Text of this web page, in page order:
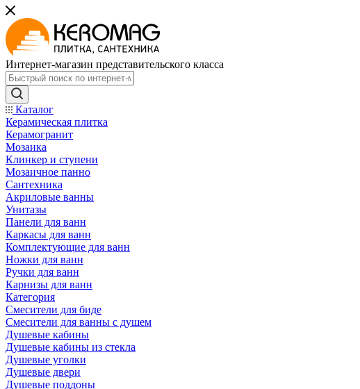
Интернет-магазин представительского класса
Каталог
Керамическая плитка
Керамогранит
Мозаика
Клинкер и ступени
Мозаичное панно
Сантехника
Акриловые ванны
Унитазы
Панели для ванн
Каркасы для ванн
Комплектующие для ванн
Ножки для ванн
Ручки для ванн
Карнизы для ванн
Категория
Смесители для биде
Смесители для ванны с душем
Душевые кабины
Душевые кабины из стекла
Душевые уголки
Душевые двери
Душевые поддоны